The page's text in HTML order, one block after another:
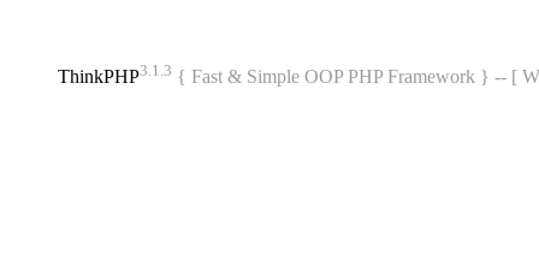
ThinkPHP3.1.3 { Fast & Simple OOP PHP Framework } -- [